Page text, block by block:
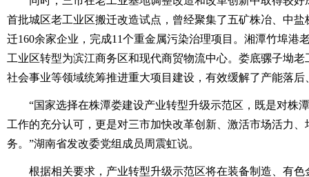
首批城区老工业区搬迁改造试点，曾经聚集了五矿株冶、中
迁160余家企业，完成11个重金属污染治理项目。湘潭竹埠港
工业区转型为滨江商务区和现代商贸物流中心。娄底骡子坳
社会事业等领域统筹推进重大项目建设，有效缓解了产能落
“国家选择在株潭娄建设产业转型升级示范区，既是对株
工作的充分认可，更是对三市加快改革创新、激活市场活力
务。”湖南省发改委党组成员周震虹说。
根据相关要求，产业转型升级示范区将在装备制造、有色